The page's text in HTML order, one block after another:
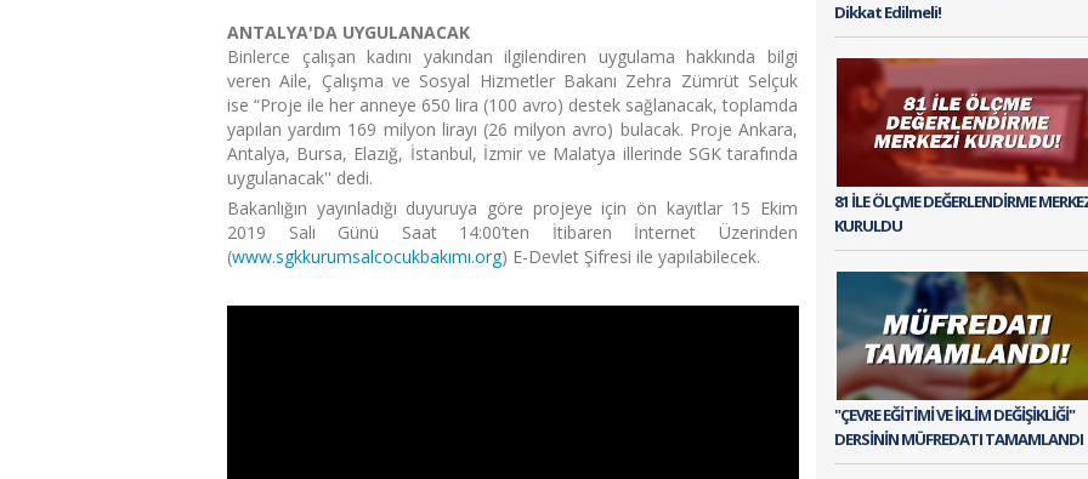
ANTALYA'DA UYGULANACAK
Binlerce çalışan kadını yakından ilgilendiren uygulama hakkında bilgi
veren Aile, Çalışma ve Sosyal Hizmetler Bakanı Zehra Zümrüt Selçuk
ise “Proje ile her anneye 650 lira (100 avro) destek sağlanacak, toplamda
yapılan yardım 169 milyon lirayı (26 milyon avro) bulacak. Proje Ankara,
Antalya, Bursa, Elazığ, İstanbul, İzmir ve Malatya illerinde SGK tarafında
uygulanacak'' dedi.
Bakanlığın yayınladığı duyuruya göre projeye için ön kayıtlar 15 Ekim
2019 Salı Günü Saat 14:00’ten İtibaren İnternet Üzerinden
(www.sgkkurumsalcocukbakımı.org) E-Devlet Şifresi ile yapılabilecek.
Dikkat Edilmeli!
81 İLE ÖLÇME DEĞERLENDİRME
KURULDU
"ÇEVRE EĞİTİMİ VE İKLİM DEĞİŞİKLİĞİ"
DERSİNİN MÜFREDATI TAMAMLANDI